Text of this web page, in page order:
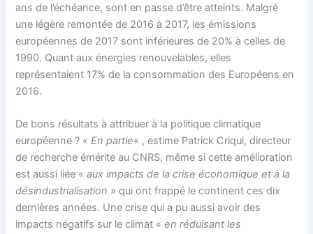
ans de l’échéance, sont en passe d’être atteints. Malgré
une légère remontée de 2016 à 2017, les émissions
européennes de 2017 sont inférieures de 20% à celles de
1990. Quant aux énergies renouvelables, elles
représentaient 17% de la consommation des Européens en
2016.
De bons résultats à attribuer à la politique climatique
européenne ? «En partie« , estime Patrick Criqui, directeur
de recherche émérite au CNRS, même si cette amélioration
est aussi liée «aux impacts de la crise économique et à la
désindustrialisation » qui ont frappé le continent ces dix
dernières années. Une crise qui a pu aussi avoir des
impacts négatifs sur le climat «en réduisant les